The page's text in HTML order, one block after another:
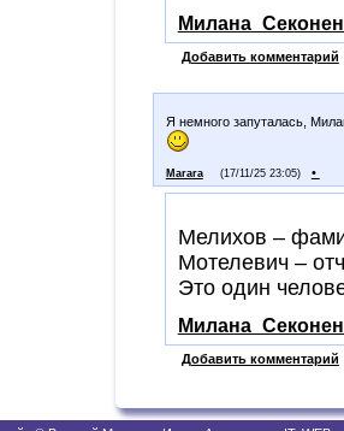
Добавить комментарий
Я немного запуталась,
Marara (17/11/25 23:05) •
Мелихов –
Мотелевич –
Это один
Добавить комментарий